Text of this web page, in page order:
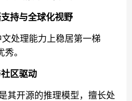
持与全球化视野
处理能力上稳居第一梯
。
区驱动
开源的推理模型，擅长处